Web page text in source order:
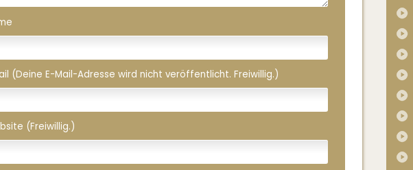
(Deine E-Mail-Adresse wird nicht veröffentlicht. Freiwillig.)
(Freiwillig.)